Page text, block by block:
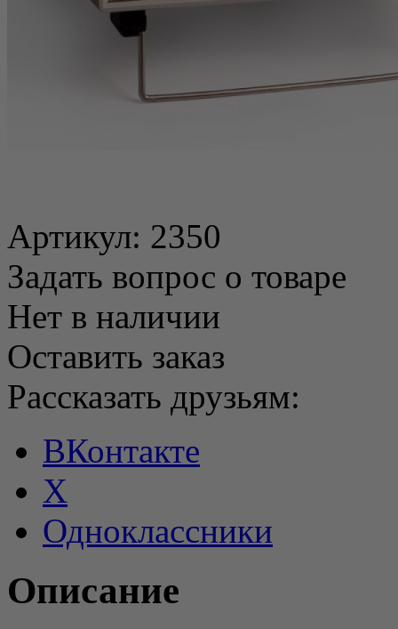
Артикул: 2350
Задать вопрос о товаре
Нет в наличии
Оставить заказ
Рассказать друзьям:
ВКонтакте
X
Одноклассники
Описание